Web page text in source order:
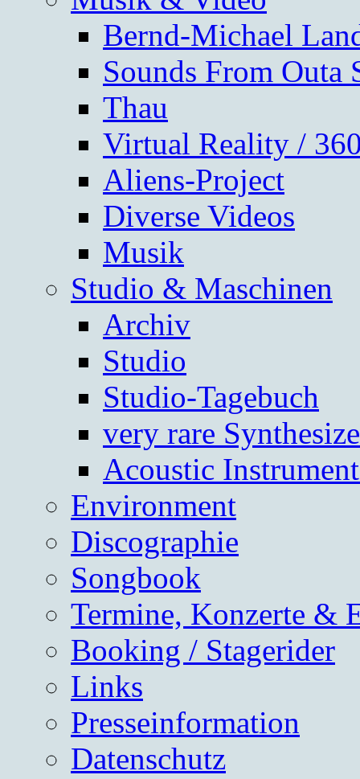
Bernd-Michael
Sounds From Outa
Thau
Virtual Reality /
Aliens-Project
Diverse Videos
Musik
Studio & Maschinen
Archiv
Studio
Studio-Tagebuch
very rare
Acoustic
Environment
Discographie
Songbook
Termine, Konzerte &
Booking / Stagerider
Links
Presseinformation
Datenschutz